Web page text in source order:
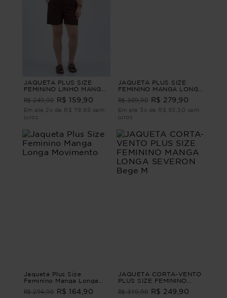
JAQUETA PLUS SIZE
FEMININO LINHO MANGA
CURTA TERRACINA
Marrom G1 - 48
R$ 249,90 R$ 159,90
Em até 2x de R$ 79,95 sem
juros
JAQUETA PLUS SIZE
FEMININO MANGA LONGA
SARJA ATHENAS Marrom
G2
R$ 309,90 R$ 279,90
Em até 3x de R$ 93,30 sem
juros
Jaqueta Plus Size
Feminino Manga Longa
R$ 294,90 R$ 164,90
JAQUETA CORTA-VENTO
PLUS SIZE FEMININO
MANGA LONGA
SEVERON Bege M
R$ 319,90 R$ 249,90